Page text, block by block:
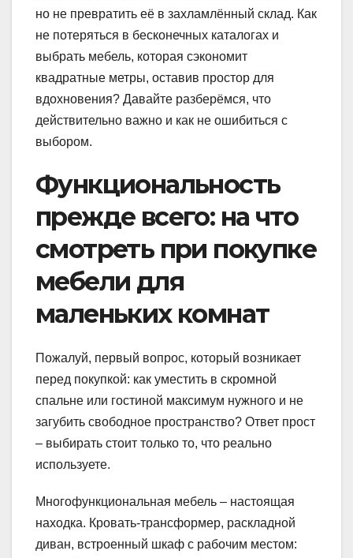
но не превратить её в захламлённый склад. Как
не потеряться в бесконечных каталогах и
выбрать мебель, которая сэкономит
квадратные метры, оставив простор для
вдохновения? Давайте разберёмся, что
действительно важно и как не ошибиться с
выбором.
Функциональность
прежде всего: на что
смотреть при покупке
мебели для
маленьких комнат
Пожалуй, первый вопрос, который возникает
перед покупкой: как уместить в скромной
спальне или гостиной максимум нужного и не
загубить свободное пространство? Ответ прост
– выбирать стоит только то, что реально
используете.
Многофункциональная мебель – настоящая
находка. Кровать-трансформер, раскладной
диван, встроенный шкаф с рабочим местом: